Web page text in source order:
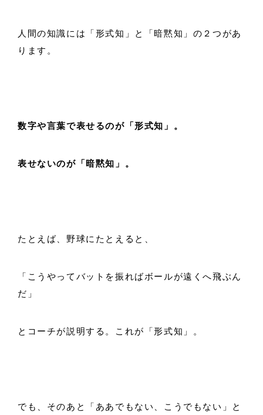
人間の知識には「形式知」と「暗黙知」の２つがあ
ります。
数字や言葉で表せるのが「形式知」。
表せないのが「暗黙知」。
たとえば、野球にたとえると、
「こうやってバットを振ればボールが遠くへ飛ぶん
だ」
とコーチが説明する。これが「形式知」。
でも、そのあと「ああでもない、こうでもない」と